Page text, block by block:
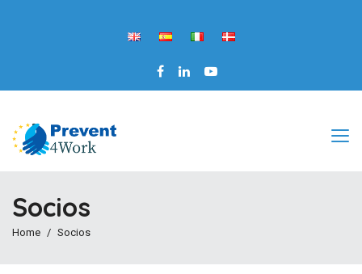
Socios
Home Socios